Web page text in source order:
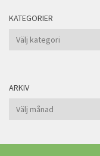
KATEGORIER
Kategorier
ARKIV
Arkiv